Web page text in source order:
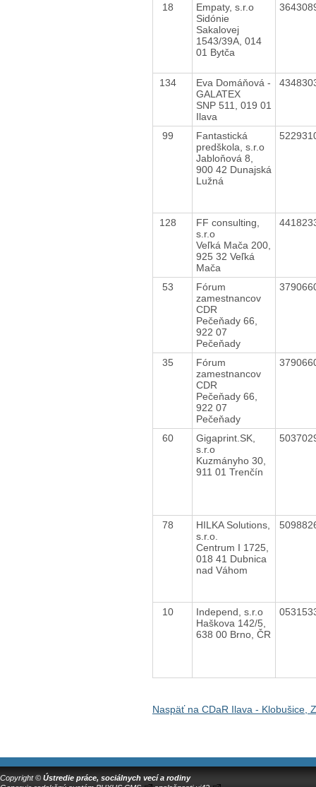
18
Empaty, s.r.o
Sidónie
Sakalovej
1543/39A, 014
01 Bytča
134
Eva Domáňová -
GALATEX
SNP 511, 019 01
Ilava
99
Fantastická
predškola, s.r.o
Jabloňová 8,
900 42 Dunajská
Lužná
128
FF consulting,
s.r.o
Veľká Mača 200,
925 32 Veľká
Mača
53
Fórum
zamestnancov
CDR
Pečeňady 66,
922 07
Pečeňady
35
Fórum
zamestnancov
CDR
Pečeňady 66,
922 07
Pečeňady
60
Gigaprint.SK,
s.r.o
Kuzmányho 30,
911 01 Trenčín
78
HILKA Solutions,
s.r.o.
Centrum I 1725,
018 41 Dubnica
nad Váhom
10
Independ, s.r.o
Haškova 142/5,
638 00 Brno, ČR
Naspäť na CDaR Ilava - Klobušice,
Copyright © Ústredie práce, sociálnych vecí a rodiny